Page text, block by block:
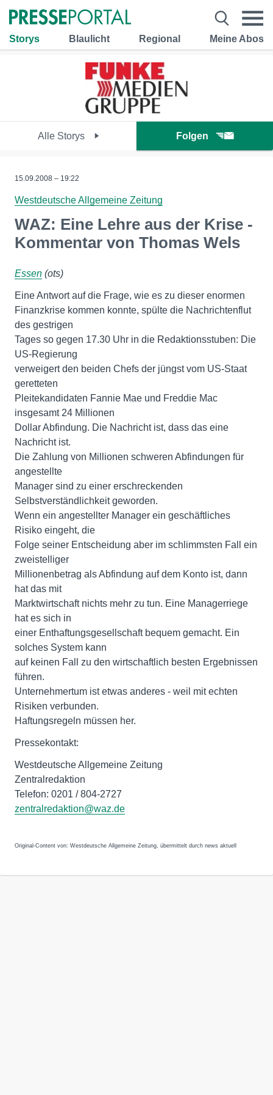
Storys Blaulicht Regional Meine Abos
Alle Storys Folgen
15.09.2008 – 19:22
Westdeutsche Allgemeine Zeitung
WAZ: Eine Lehre aus der Krise -
Kommentar von Thomas Wels
Essen (ots)
Eine Antwort auf die Frage, wie es zu dieser enormen
Finanzkrise kommen konnte, spülte die Nachrichtenflut
des gestrigen
Tages so gegen 17.30 Uhr in die Redaktionsstuben: Die
US-Regierung
verweigert den beiden Chefs der jüngst vom US-Staat
geretteten
Pleitekandidaten Fannie Mae und Freddie Mac
insgesamt 24 Millionen
Dollar Abfindung. Die Nachricht ist, dass das eine
Nachricht ist.
Die Zahlung von Millionen schweren Abfindungen für
angestellte
Manager sind zu einer erschreckenden
Selbstverständlichkeit geworden.
Wenn ein angestellter Manager ein geschäftliches
Risiko eingeht, die
Folge seiner Entscheidung aber im schlimmsten Fall ein
zweistelliger
Millionenbetrag als Abfindung auf dem Konto ist, dann
hat das mit
Marktwirtschaft nichts mehr zu tun. Eine Managerriege
hat es sich in
einer Enthaftungsgesellschaft bequem gemacht. Ein
solches System kann
auf keinen Fall zu den wirtschaftlich besten Ergebnissen
führen.
Unternehmertum ist etwas anderes - weil mit echten
Risiken verbunden.
Haftungsregeln müssen her.
Pressekontakt:
Westdeutsche Allgemeine Zeitung
Zentralredaktion
Telefon: 0201 / 804-2727
zentralredaktion@waz.de
Original-Content von: Westdeutsche Allgemeine Zeitung, übermittelt durch news aktuell